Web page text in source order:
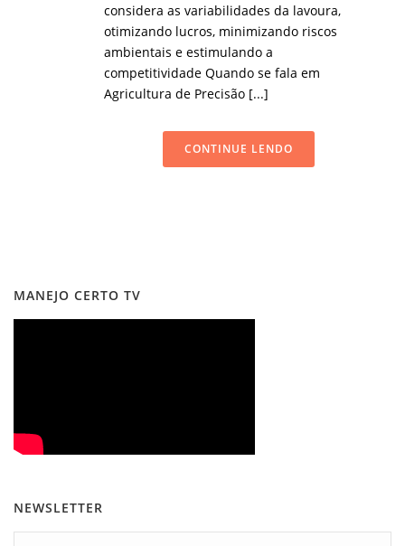
considera as variabilidades da lavoura,
otimizando lucros, minimizando riscos
ambientais e estimulando a
competitividade Quando se fala em
Agricultura de Precisão [...]
CONTINUE LENDO
MANEJO CERTO TV
NEWSLETTER